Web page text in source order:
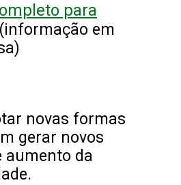
para
(informação em
novas formas
gerar novos
aumento da